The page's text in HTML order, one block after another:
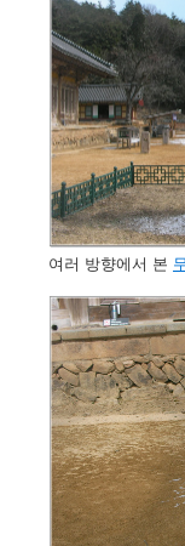
여러 방향에서 본